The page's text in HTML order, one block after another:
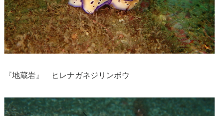
『地蔵岩』 ヒレナガネジリンボウ